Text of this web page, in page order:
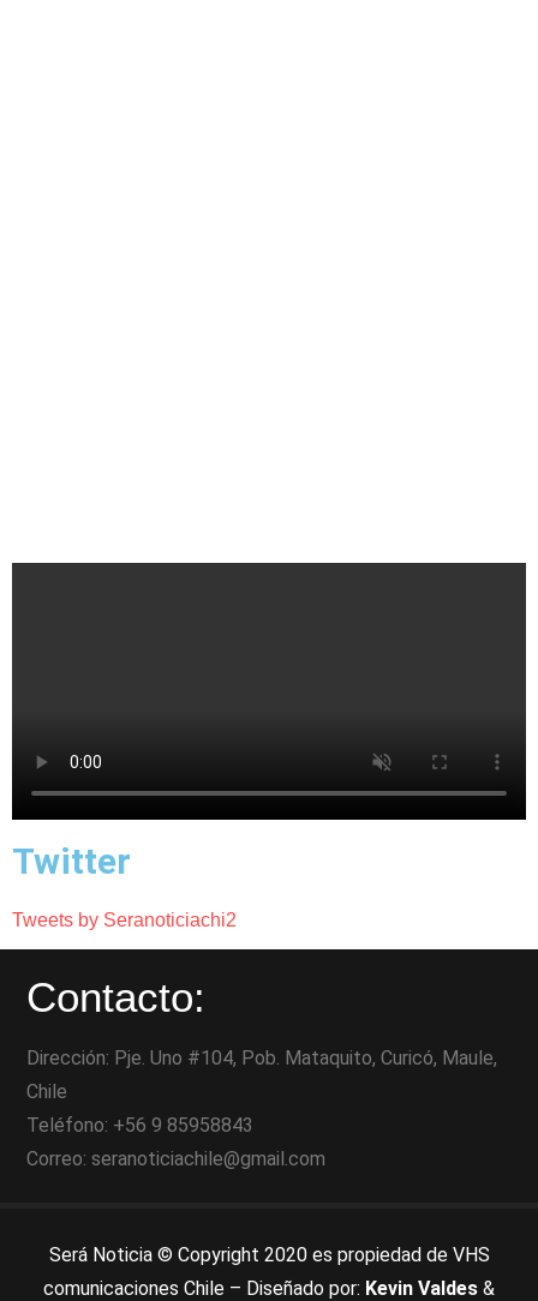
Twitter
Tweets by Seranoticiachi2
Contacto:
Dirección: Pje. Uno #104, Pob. Mataquito, Curicó, Maule,
Chile
Teléfono: +56 9 85958843
Correo: seranoticiachile@gmail.com
Será Noticia © Copyright 2020 es propiedad de VHS
comunicaciones Chile – Diseñado por: Kevin Valdes &